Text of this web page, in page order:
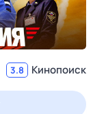
3.8 Кинопоиск